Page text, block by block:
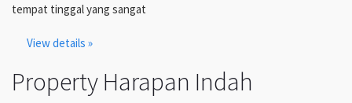
tempat tinggal yang sangat
View details »
Property Harapan Indah